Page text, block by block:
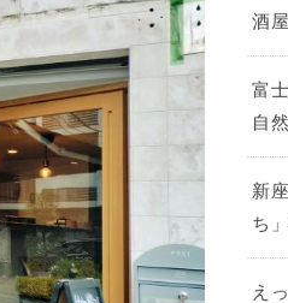
酒
富
自
新
ち
え